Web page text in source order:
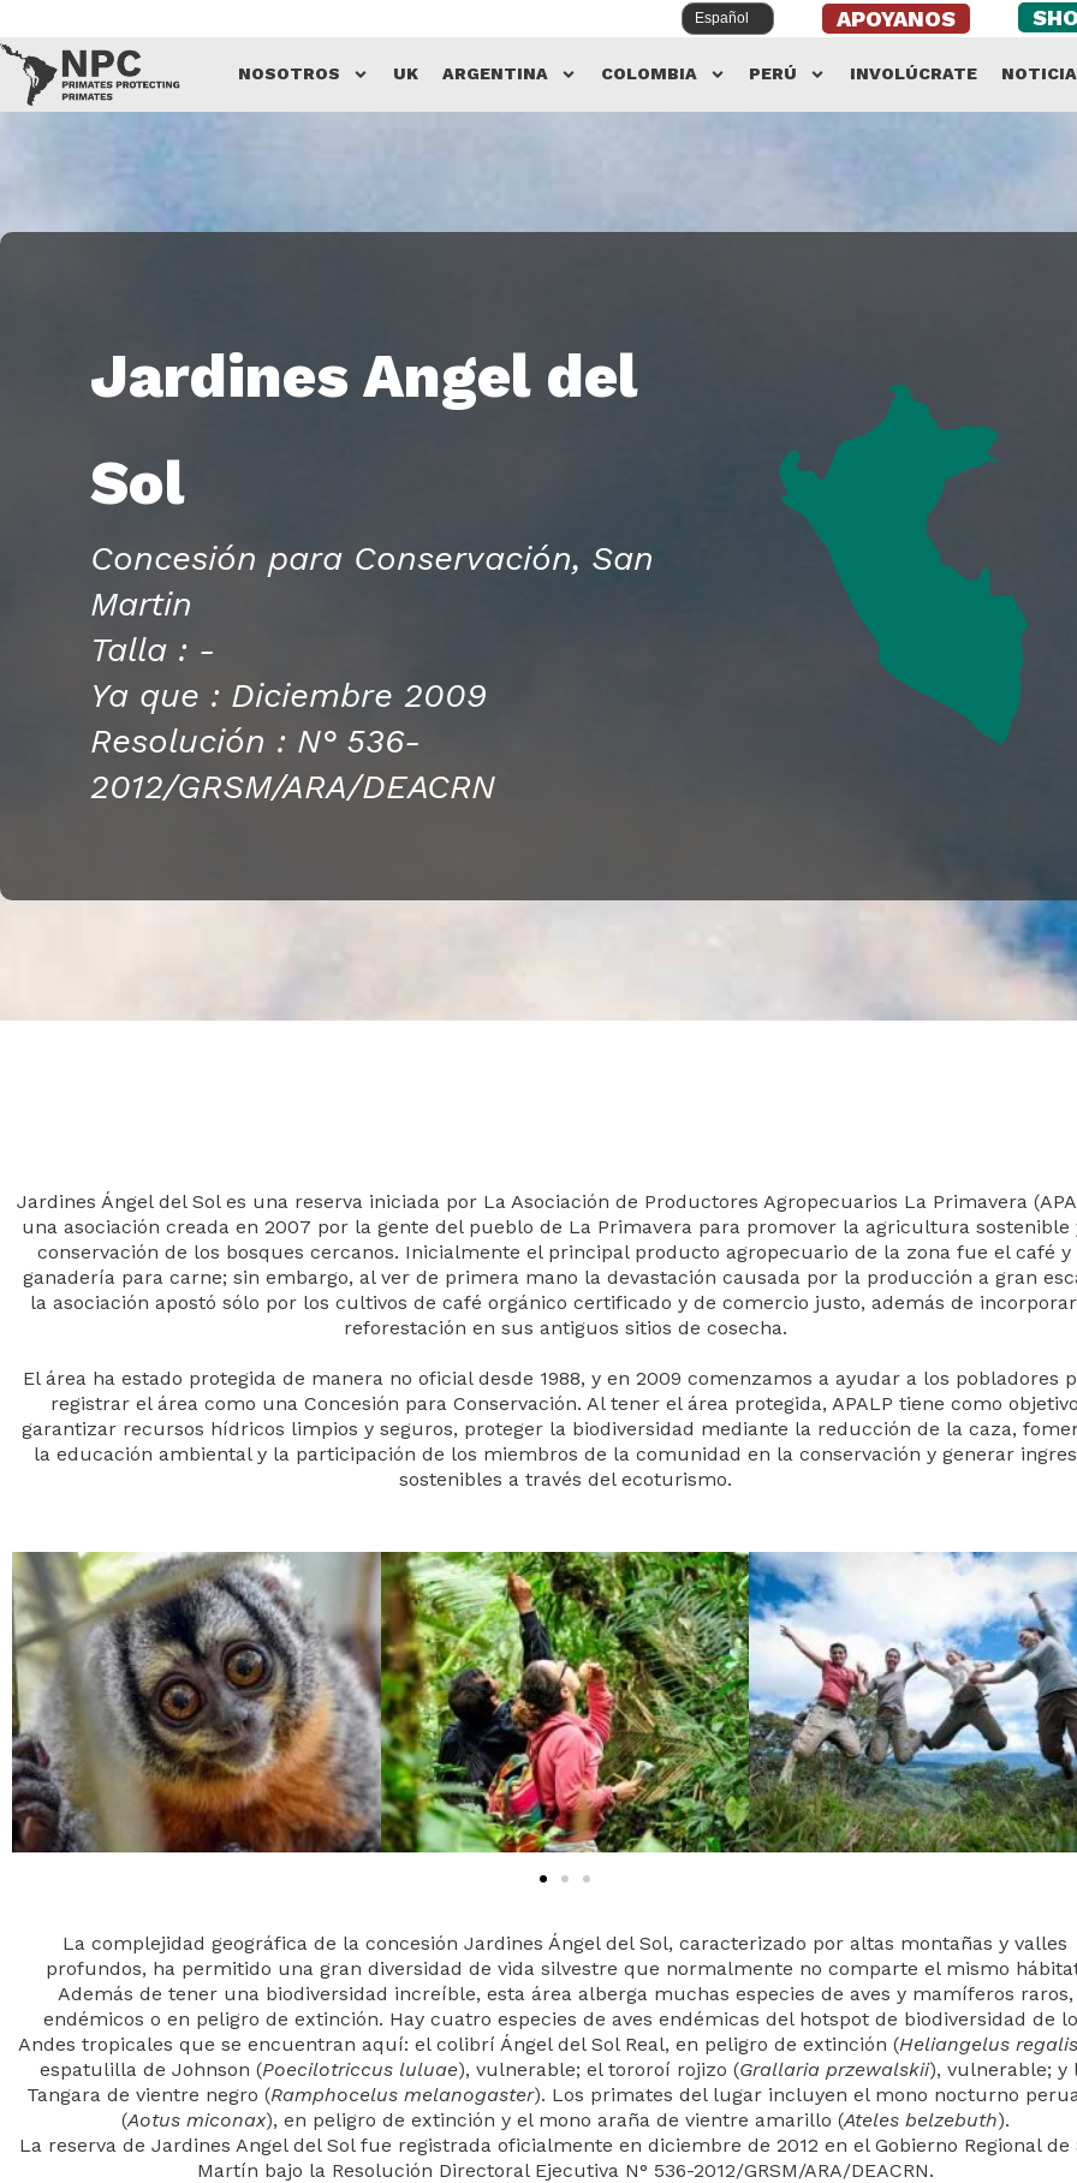
Saltar
al
contenido
APOYANOS
NOSOTROS UK ARGENTINA COLOMBIA PERÚ INVOLÚCRATE
Jardines Angel del
Sol
Concesión para Conservación, San
Martin
Talla : -
Ya que : Diciembre 2009
Resolución : N° 536-
2012/GRSM/ARA/DEACRN
Jardines Ángel del Sol es una reserva iniciada por La Asociación de Productores Agropecuarios La Primavera
una asociación creada en 2007 por la gente del pueblo de La Primavera para promover la agricultura sostenible
conservación de los bosques cercanos. Inicialmente el principal producto agropecuario de la zona fue el café y
ganadería para carne; sin embargo, al ver de primera mano la devastación causada por la producción a gran
la asociación apostó sólo por los cultivos de café orgánico certificado y de comercio justo, además de
reforestación en sus antiguos sitios de cosecha.
El área ha estado protegida de manera no oficial desde 1988, y en 2009 comenzamos a ayudar a los pobladores
registrar el área como una Concesión para Conservación. Al tener el área protegida, APALP tiene como
garantizar recursos hídricos limpios y seguros, proteger la biodiversidad mediante la reducción de la caza,
la educación ambiental y la participación de los miembros de la comunidad en la conservación y generar
sostenibles a través del ecoturismo.
La complejidad geográfica de la concesión Jardines Ángel del Sol, caracterizado por altas montañas y valles
profundos, ha permitido una gran diversidad de vida silvestre que normalmente no comparte el mismo
Además de tener una biodiversidad increíble, esta área alberga muchas especies de aves y mamíferos raros,
endémicos o en peligro de extinción. Hay cuatro especies de aves endémicas del hotspot de biodiversidad de
Andes tropicales que se encuentran aquí: el colibrí Ángel del Sol Real, en peligro de extinción (Heliangelus regalis
espatulilla de Johnson (Poecilotriccus luluae), vulnerable; el tororoí rojizo (Grallaria przewalskii), vulnerable; y
Tangara de vientre negro (Ramphocelus melanogaster). Los primates del lugar incluyen el mono nocturno
(Aotus miconax), en peligro de extinción y el mono araña de vientre amarillo (Ateles belzebuth).
La reserva de Jardines Angel del Sol fue registrada oficialmente en diciembre de 2012 en el Gobierno Regional de
Martín bajo la Resolución Directoral Ejecutiva N° 536-2012/GRSM/ARA/DEACRN.